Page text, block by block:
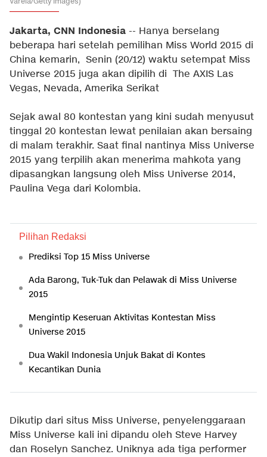
Jakarta, CNN Indonesia -- Hanya berselang
beberapa hari setelah pemilihan Miss World 2015 di
China kemarin, Senin (20/12) waktu setempat Miss
Universe 2015 juga akan dipilih di The AXIS Las
Vegas, Nevada, Amerika Serikat
Sejak awal 80 kontestan yang kini sudah menyusut
tinggal 20 kontestan lewat penilaian akan bersaing
di malam terakhir. Saat final nantinya Miss Universe
2015 yang terpilih akan menerima mahkota yang
dipasangkan langsung oleh Miss Universe 2014,
Paulina Vega dari Kolombia.
Pilihan Redaksi
Prediksi Top 15 Miss Universe
Ada Barong, Tuk-Tuk dan Pelawak di Miss Universe
2015
Mengintip Keseruan Aktivitas Kontestan Miss
Universe 2015
Dua Wakil Indonesia Unjuk Bakat di Kontes
Kecantikan Dunia
Dikutip dari situs Miss Universe, penyelenggaraan
Miss Universe kali ini dipandu oleh Steve Harvey
dan Roselyn Sanchez. Uniknya ada tiga performer